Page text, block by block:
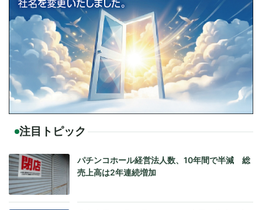
注目トピック
パチンコホール経営法人数、10年間で半減 総
売上高は2年連続増加